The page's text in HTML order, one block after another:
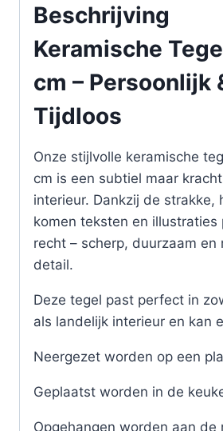
Beschrijving
Keramische
cm – Persoonlijk
Tijdloos
Onze stijlvolle keramische
cm is een subtiel maar
interieur. Dankzij de strakke,
komen teksten en illustraties
recht – scherp, duurzaam en
detail.
Deze tegel past perfect in
als landelijk interieur en kan
Neergezet worden op een
Geplaatst worden in de
Opgehangen worden aan de